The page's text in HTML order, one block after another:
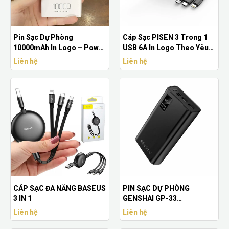
Pin Sạc Dự Phòng
10000mAh In Logo – Power
Bank Quà Tặng Doanh
Nghiệp
Liên hệ
Cáp Sạc PISEN 3 Trong 1
USB 6A In Logo Theo Yêu
Cầu Doanh Nghiệp – Quà
Tặng Công Nghệ
Liên hệ
CÁP SẠC ĐA NĂNG BASEUS
3 IN 1
Liên hệ
PIN SẠC DỰ PHÒNG
GENSHAI GP-33
20.000MAH MÀN HÌNH LED
CHÍNH HÃNG IN LOGO
Liên hệ